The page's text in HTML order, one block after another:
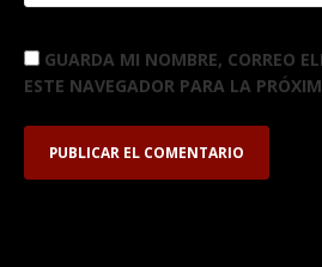
GUARDA MI NOMBRE, CORREO
ESTE NAVEGADOR PARA LA